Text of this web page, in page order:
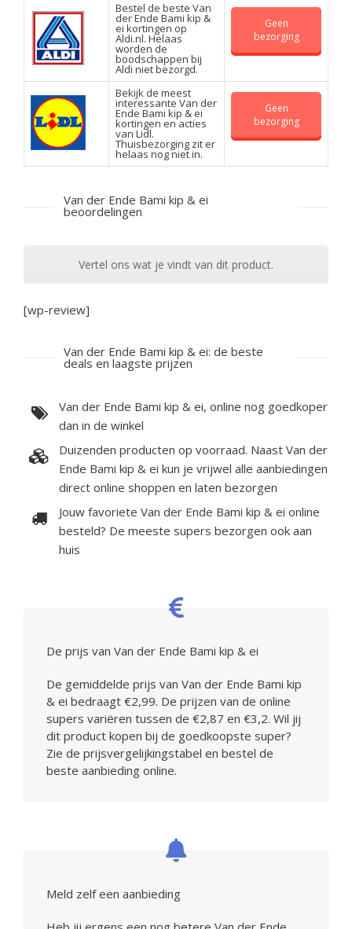
Bestel de beste Van
der Ende Bami kip &
ei kortingen op
Aldi.nl. Helaas
worden de
boodschappen bij
Aldi niet bezorgd.
Geen
bezorging
Bekijk de meest
interessante Van der
Ende Bami kip & ei
kortingen en acties
van Lidl.
Thuisbezorging zit er
helaas nog niet in.
Geen
bezorging
Van der Ende Bami kip & ei
beoordelingen
Vertel ons wat je vindt van dit product.
[wp-review]
Van der Ende Bami kip & ei: de beste
deals en laagste prijzen
Van der Ende Bami kip & ei, online nog goedkoper
dan in de winkel
Duizenden producten op voorraad. Naast Van der
Ende Bami kip & ei kun je vrijwel alle aanbiedingen
direct online shoppen en laten bezorgen
Jouw favoriete Van der Ende Bami kip & ei online
besteld? De meeste supers bezorgen ook aan
huis
De prijs van Van der Ende Bami kip & ei
De gemiddelde prijs van Van der Ende Bami kip
& ei bedraagt €2,99. De prijzen van de online
supers variëren tussen de €2,87 en €3,2. Wil jij
dit product kopen bij de goedkoopste super?
Zie de prijsvergelijkingstabel en bestel de
beste aanbieding online.
Meld zelf een aanbieding